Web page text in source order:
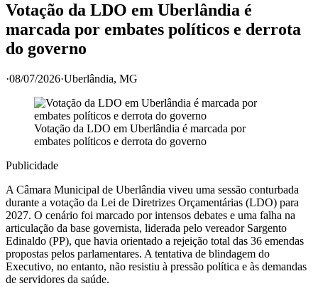
Votação da LDO em Uberlândia é
marcada por embates políticos e derrota
do governo
·08/07/2026·Uberlândia, MG
Votação da LDO em Uberlândia é marcada por
embates políticos e derrota do governo
Publicidade
A Câmara Municipal de Uberlândia viveu uma sessão conturbada
durante a votação da Lei de Diretrizes Orçamentárias (LDO) para
2027. O cenário foi marcado por intensos debates e uma falha na
articulação da base governista, liderada pelo vereador Sargento
Edinaldo (PP), que havia orientado a rejeição total das 36 emendas
propostas pelos parlamentares. A tentativa de blindagem do
Executivo, no entanto, não resistiu à pressão política e às demandas
de servidores da saúde.